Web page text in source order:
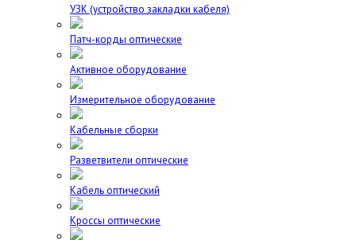
УЗК (устройство закладки кабеля)
Патч-корды оптические
Активное оборудование
Измерительное оборудование
Кабельные сборки
Разветвители оптические
Кабель оптический
Кроссы оптические